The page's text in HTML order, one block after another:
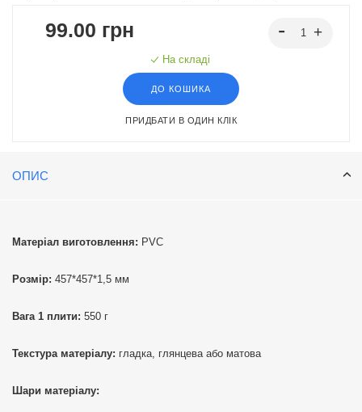
пластифікаторами та стабілізаторами. Основними перевагами
матеріалами завдяки сучасним технологіям друку та тиснення,
здатність ідеально імітувати текстуру, кольори та візуальний
вигляд деревини, каменю або мармуру, вологостійкість та
зносостійкість, легкість у самостійному монтажі.
99.00 грн
На складі
ДО КОШИКА
ПРИДБАТИ В ОДИН КЛІК
ОПИС
Матеріал виготовлення: PVC
Розмір: 457*457*1,5 мм
Вага 1 плити: 550 г
Текстура матеріалу: гладка, глянцева або матова
Шари матеріалу: